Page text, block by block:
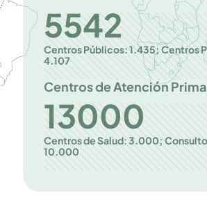
5542
Centros Públicos: 1.435; Centros
4.107
Centros de Atención
13000
Centros de Salud: 3.000;
10.000